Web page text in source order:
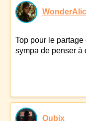
Top pour le
sympa de penser à
Qubix